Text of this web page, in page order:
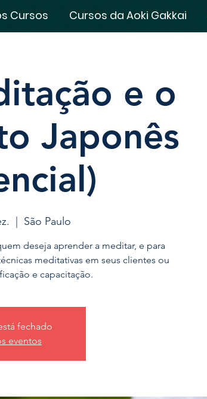
Cursos Cursos da Aoki Gakkai
e o
Japonês
São Paulo
deseja aprender a meditar, e para
meditativas em seus clientes ou
e capacitação.
fechado
eventos